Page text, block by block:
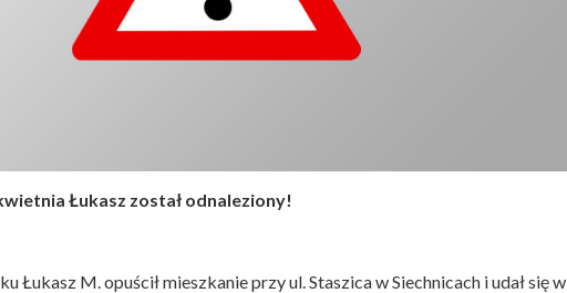
Łukasz został odnaleziony!
Łukasz M. opuścił mieszkanie przy ul. Staszica w Siechnicach i udał się w